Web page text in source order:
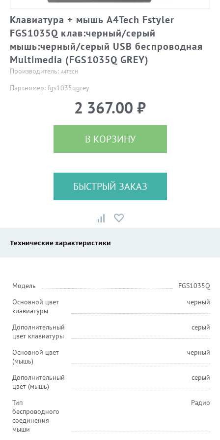
Клавиатура + мышь A4Tech Fstyler
FGS1035Q клав:черный/серый
мышь:черный/серый USB беспроводная
Multimedia (FGS1035Q GREY)
Производитель: A4TECH
Партномер: fgs1035qgrey
2 367.00 ₽
В КОРЗИНУ
БЫСТРЫЙ ЗАКАЗ
Технические характеристики
Модель
FGS1035Q
Основной цвет
клавиатуры
черный
Дополнительный
цвет клавиатуры
серый
Основной цвет
(мышь)
черный
Дополнительный
цвет (мышь)
серый
Тип
беспроводного
соединения
мыши
Радио